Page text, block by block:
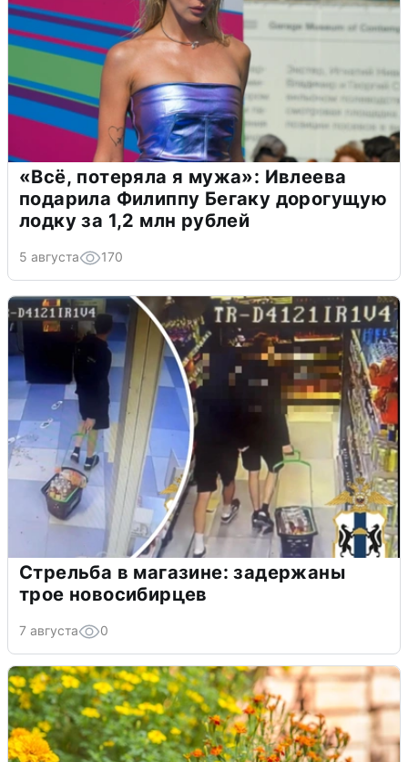
«Всё, потеряла я мужа»: Ивлеева
подарила Филиппу Бегаку дорогущую
лодку за 1,2 млн рублей
5 августа 170
Стрельба в магазине: задержаны
трое новосибирцев
7 августа 0